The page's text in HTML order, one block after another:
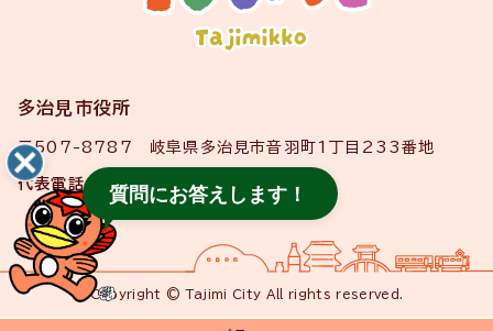
多治見市役所
〒507-8787 岐阜県多治見市音羽町1丁目233番地
代表電話 0572-22-1111
Copyright © Tajimi City All rights reserved.
質問にお答えします！